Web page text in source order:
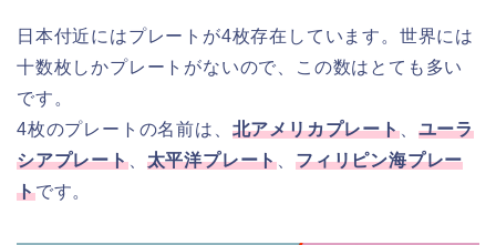
日本付近にはプレートが4枚存在しています。世界には
十数枚しかプレートがないので、この数はとても多い
です。
4枚のプレートの名前は、 北アメリカプレート、 ユーラ
シアプレート、 太平洋プレート 、フィリピン海プレー
トです。